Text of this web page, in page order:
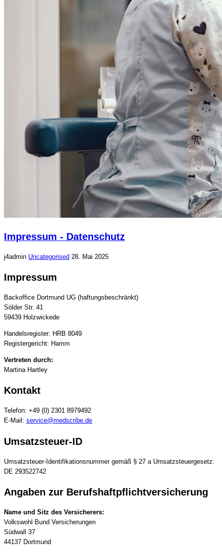
Impressum - Datenschutz
j4admin Uncategorised 28. Mai 2025
Impressum
Backoffice Dortmund UG (haftungsbeschränkt)
Sölder Str. 41
59439 Holzwickede
Handelsregister: HRB 8049
Registergericht: Hamm
Vertreten durch:
Martina Hartley
Kontakt
Telefon: +49 (0) 2301 8979492
E-Mail: service@medscribe.de
Umsatzsteuer-ID
Umsatzsteuer-Identifikationsnummer gemäß § 27 a Umsatzsteuergesetz:
DE 293522742
Angaben zur Berufs­haftpflicht­versicherung
Name und Sitz des Versicherers:
Volkswohl Bund Versicherungen
Südwall 37
44137 Dortmund